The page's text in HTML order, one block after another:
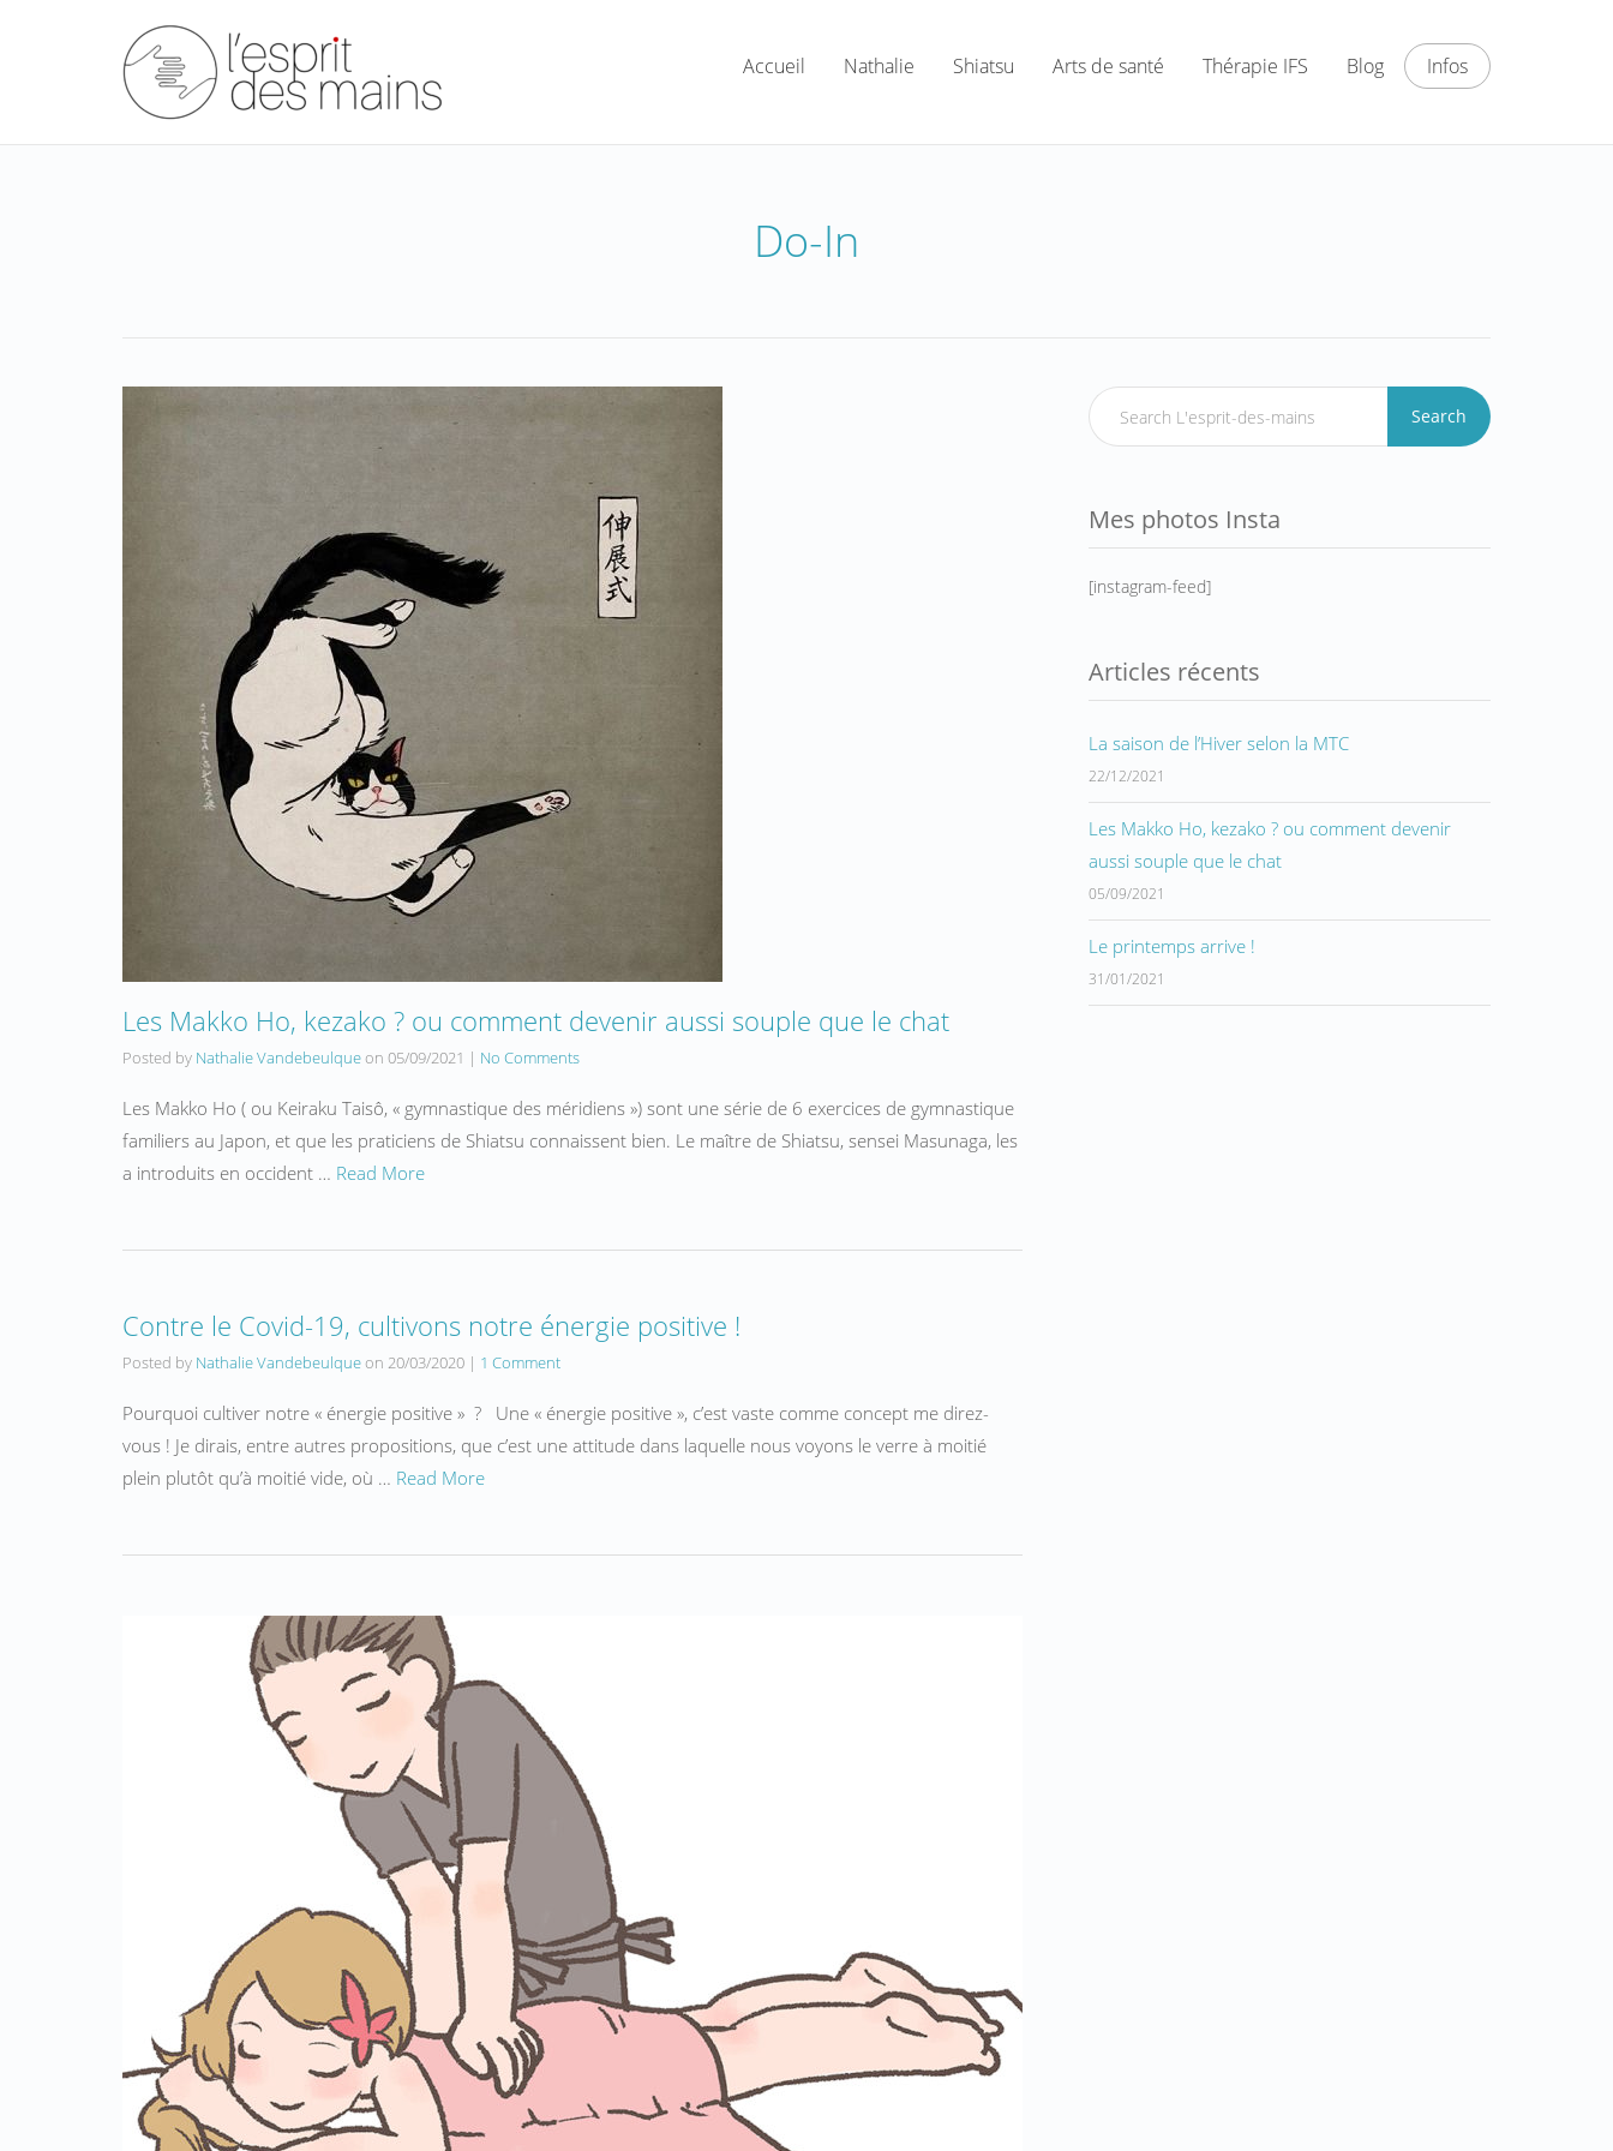
Accueil Nathalie Shiatsu Arts de santé Thérapie IFS Blog Infos
Do-In
Les Makko Ho, kezako ? ou comment devenir aussi souple que le chat
Posted by Nathalie Vandebeulqueon 05/09/2021 | No Comments
Les Makko Ho ( ou Keiraku Taisô, « gymnastique des méridiens ») sont une série de 6 exercices de gymnastique
familiers au Japon, et que les praticiens de Shiatsu connaissent bien. Le maître de Shiatsu, sensei Masunaga, les
a introduits en occident … Read More
Contre le Covid-19, cultivons notre énergie positive !
Posted by Nathalie Vandebeulqueon 20/03/2020 | 1 Comment
Pourquoi cultiver notre « énergie positive » ? Une « énergie positive », c’est vaste comme concept me direz-
vous ! Je dirais, entre autres propositions, que c’est une attitude dans laquelle nous voyons le verre à moitié
plein plutôt qu’à moitié vide, où … Read More
Search
Mes photos Insta
[instagram-feed]
Articles récents
La saison de l’Hiver selon la MTC
22/12/2021
Les Makko Ho, kezako ? ou comment devenir
aussi souple que le chat
05/09/2021
Le printemps arrive !
31/01/2021